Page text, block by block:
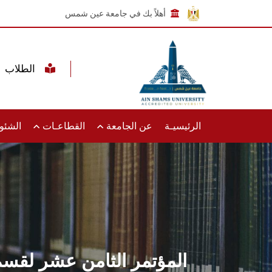
أهلاً بك في جامعة عين شمس
الرئيسيـة عن الجامعة القطاعـات
المؤتمر الثامن عشر